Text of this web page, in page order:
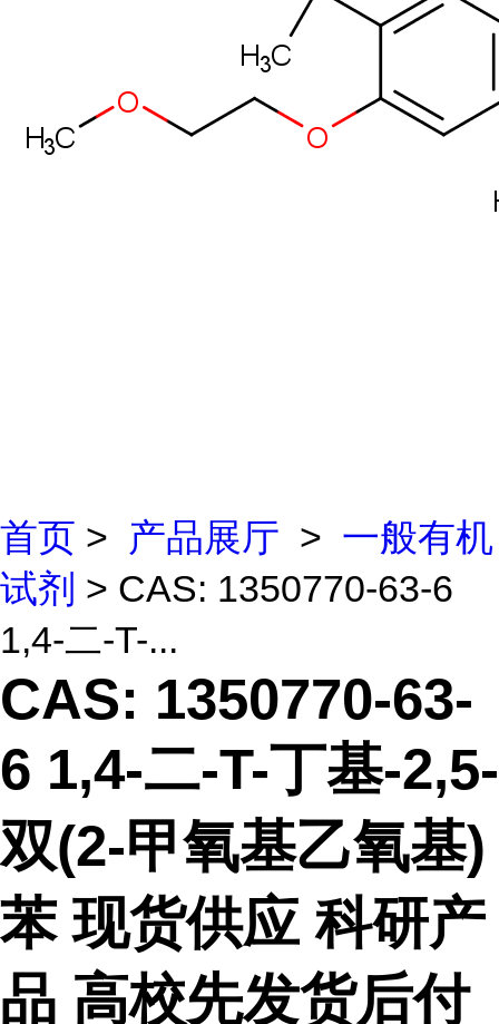
首页 > 产品展厅 > 一般有机
试剂 > CAS: 1350770-63-6
1,4-二-T-...
CAS: 1350770-63-
6 1,4-二-T-丁基-2,5-
双(2-甲氧基乙氧基)
苯 现货供应 科研产
品 高校先发货后付